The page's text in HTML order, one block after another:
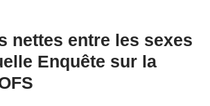
nettes entre les sexes
Enquête sur la